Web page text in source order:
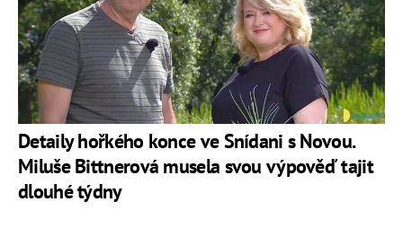
Detaily hořkého konce ve Snídani s Novou.
Miluše Bittnerová musela svou výpověď tajit
dlouhé týdny